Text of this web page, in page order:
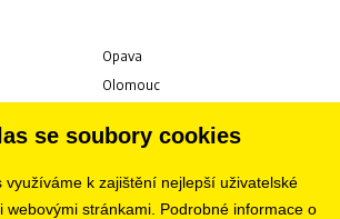
Opava
Olomouc
Pardubice
Liberec
se soubory cookies
využíváme k zajištění nejlepší uživatelské
webovými stránkami. Podrobné informace o